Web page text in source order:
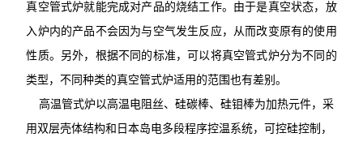
真空管式炉就能完成对产品的烧结工作。由于是真空状态，放
入炉内的产品不会因为与空气发生反应，从而改变原有的使用
性质。另外，根据不同的标准，可以将真空管式炉分为不同的
类型，不同种类的真空管式炉适用的范围也有差别。
高温管式炉以高温电阻丝、硅碳棒、硅钼棒为加热元件，采
用双层壳体结构和日本岛电多段程序控温系统，可控硅控制，